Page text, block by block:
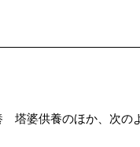
婆供養のほか、次の